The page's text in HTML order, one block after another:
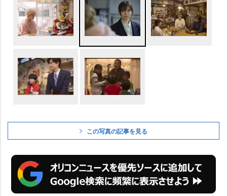
この写真の記事を見る